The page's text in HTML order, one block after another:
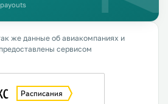
же данные об авиакомпаниях и
сервисом